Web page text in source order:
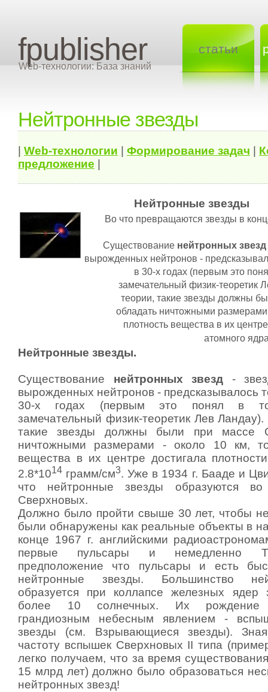
fpublisher
Web-технологии: База знаний
статьи
Нейтронные звезды
Web-технологии Формирование задач
предложение
Нейтронные звезды
Во что превращаются звезды в
Существование нейтронных звезд
вырожденных нейтронов -
в 30-х годах (первым это
замечательный физик-теоретик
теории, такие звезды должны
обладать ничтожными размерами
плотность вещества в их
атомного
Нейтронные звезды.
Существование нейтронных звезд -
вырожденных нейтронов - предсказывалось
30-х годах (первым это понял в
замечательный физик-теоретик Лев
такие звезды должны были при массе
ничтожными размерами - около 10 км,
вещества в их центре достигала
2.8*1014 грамм/см3. Уже в 1934 г. Бааде и
что нейтронные звезды образуются
Сверхновых.
Должно было пройти свыше 30 лет, чтобы
были обнаружены как реальные объекты в
конце 1967 г. английскими
первые пульсары и немедленно
предположение что пульсары и есть
нейтронные звезды. Большинство
образуется при коллапсе железных ядер
более 10 солнечных. Их рождение
грандиозным небесным явлением -
звезды (см. Взрывающиеся звезды).
частоту вспышек Сверхновых II типа
легко получаем, что за время
15 млрд лет) должно было образоваться
нейтронных звезд!